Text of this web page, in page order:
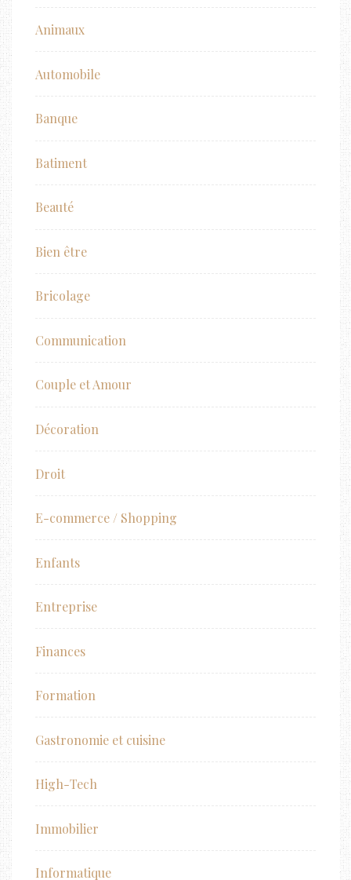
Animaux
Automobile
Banque
Batiment
Beauté
Bien être
Bricolage
Communication
Couple et Amour
Décoration
Droit
E-commerce / Shopping
Enfants
Entreprise
Finances
Formation
Gastronomie et cuisine
High-Tech
Immobilier
Informatique